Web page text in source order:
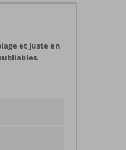
et juste en